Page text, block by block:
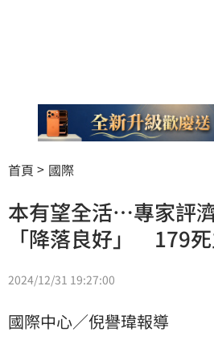
首頁 國際
本有望全活…專家評
「降落良好」 179
2024/12/31 19:27:00
國際中心／倪譽瑋報導